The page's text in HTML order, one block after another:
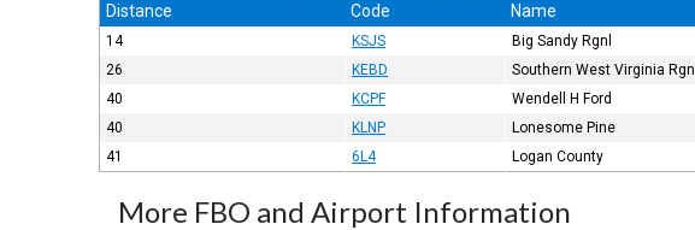
Distance Code Name
14 KSJS Big Sandy Rgnl
26
KEBD Southern West Virginia Rgnl
40
KCPF Wendell H Ford
40
KLNP Lonesome Pine
41
6L4 Logan County
More FBO and Airport Information